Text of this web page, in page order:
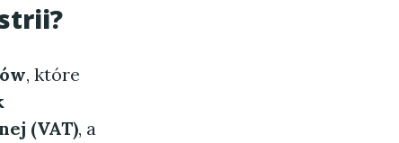
, które
(VAT), a